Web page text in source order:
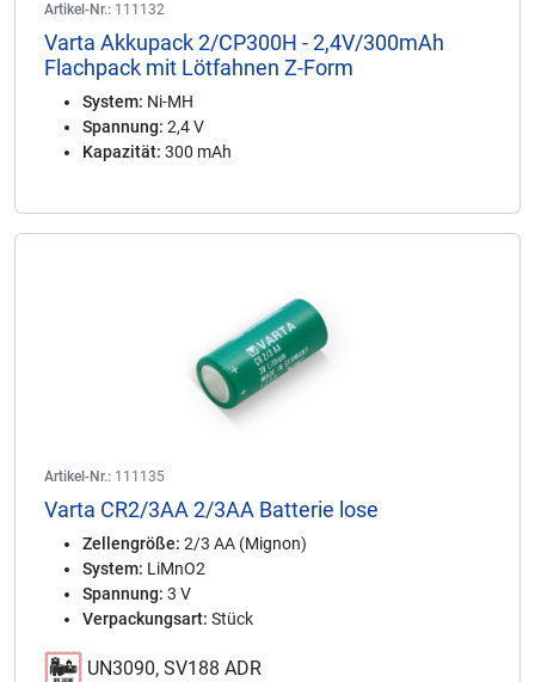
Artikel-Nr.: 111132
Varta Akkupack 2/CP300H - 2,4V/300mAh
Flachpack mit Lötfahnen Z-Form
System: Ni-MH
Spannung: 2,4 V
Kapazität: 300 mAh
Artikel-Nr.: 111135
Varta CR2/3AA 2/3AA Batterie lose
Zellengröße: 2/3 AA (Mignon)
System: LiMnO2
Spannung: 3 V
Verpackungsart: Stück
UN3090, SV188 ADR